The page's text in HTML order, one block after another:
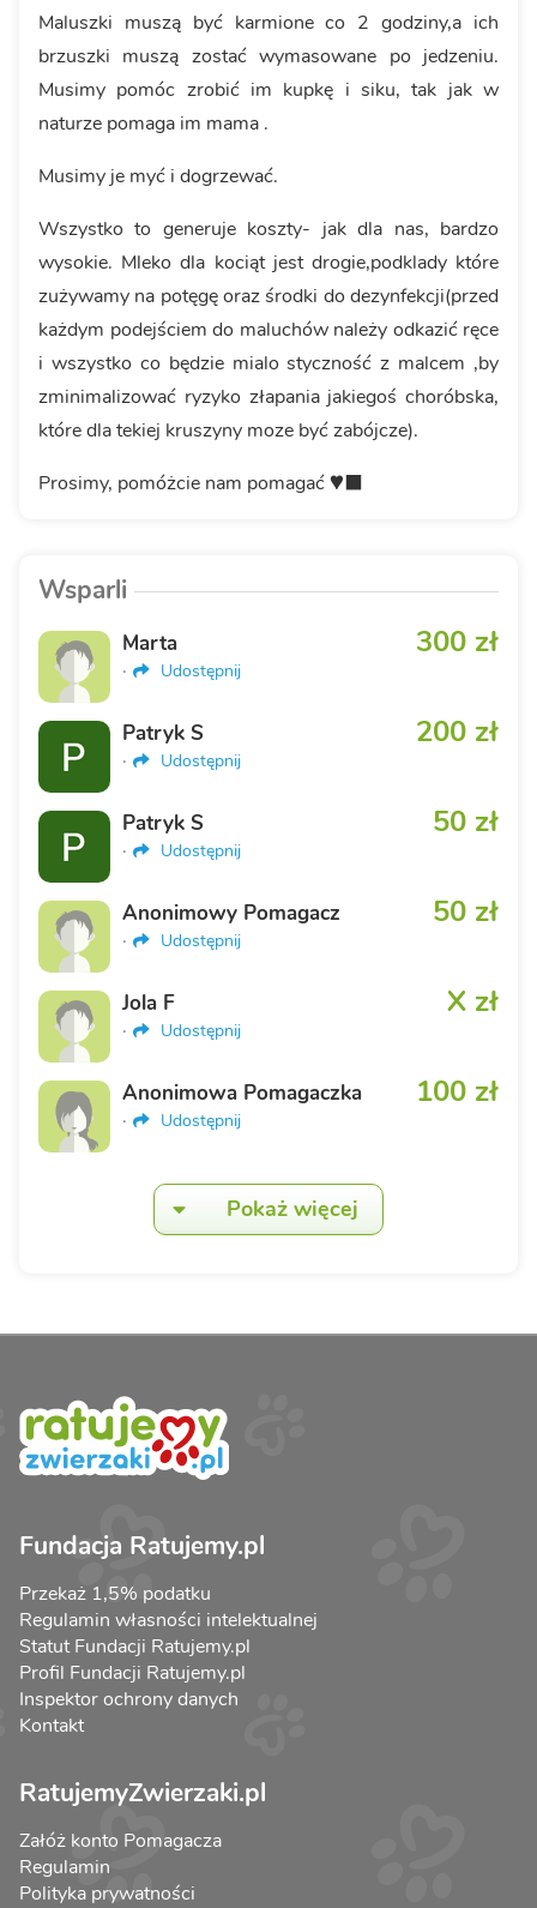
Maluszki muszą być karmione co 2 godziny,a ich
brzuszki muszą zostać wymasowane po jedzeniu.
Musimy pomóc zrobić im kupkę i siku, tak jak w
naturze pomaga im mama .
Musimy je myć i dogrzewać.
Wszystko to generuje koszty- jak dla nas, bardzo
wysokie. Mleko dla kociąt jest drogie,podklady które
zużywamy na potęgę oraz środki do dezynfekcji(przed
każdym podejściem do maluchów należy odkazić ręce
i wszystko co będzie mialo styczność z malcem ,by
zminimalizować ryzyko złapania jakiegoś choróbska,
które dla tekiej kruszyny moze być zabójcze).
Prosimy, pomóżcie nam pomagać ♥️‍⬛
Wsparli
300 zł
Marta
· Udostępnij
200 zł
Patryk S
· Udostępnij
50 zł
Patryk S
· Udostępnij
50 zł
Anonimowy Pomagacz
· Udostępnij
X zł
Jola F
· Udostępnij
100 zł
Anonimowa Pomagaczka
· Udostępnij
Pokaż więcej
Fundacja Ratujemy.pl
Przekaż 1,5% podatku
Regulamin własności intelektualnej
Statut Fundacji Ratujemy.pl
Profil Fundacji Ratujemy.pl
Inspektor ochrony danych
Kontakt
RatujemyZwierzaki.pl
Załóż konto Pomagacza
Regulamin
Polityka prywatności